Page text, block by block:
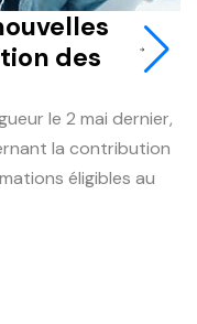
des
le 2 mai dernier,
la contribution
éligibles au